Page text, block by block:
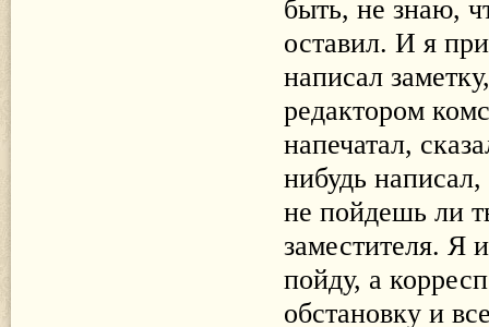
быть, не знаю,
оставил. И я
написал
редактором
напечатал,
нибудь
не пойдешь ли
заместителя. Я
пойду, а
обстановку и